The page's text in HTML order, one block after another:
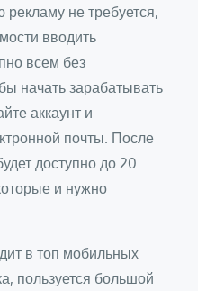
рекламу не требуется,
вводить
всем без
начать зарабатывать
аккаунт и
почты. После
доступно до 20
и нужно
в топ мобильных
пользуется большой